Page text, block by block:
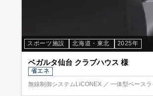
スポーツ施設 北海道・東北 2025年
ベガルタ仙台 クラブハウス 様
省エネ
無線制御システムLiCONEX ／ 一体型ベース